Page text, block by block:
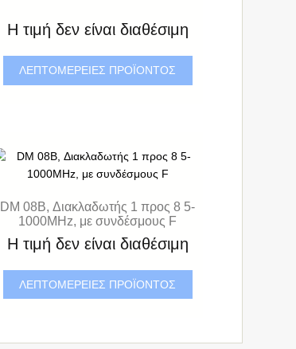
Η τιμή δεν είναι διαθέσιμη
ΛΕΠΤΟΜΈΡΕΙΕΣ ΠΡΟΪΌΝΤΟΣ
DM 08B, Διακλαδωτής 1 προς 8 5-
1000MHz, με συνδέσμους F
Η τιμή δεν είναι διαθέσιμη
ΛΕΠΤΟΜΈΡΕΙΕΣ ΠΡΟΪΌΝΤΟΣ